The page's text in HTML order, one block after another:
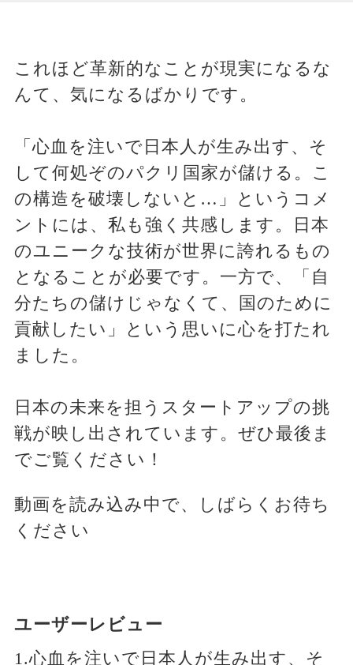
これほど革新的なことが現実になるな
んて、気になるばかりです。
「心血を注いで日本人が生み出す、そ
して何処ぞのパクリ国家が儲ける。こ
の構造を破壊しないと…」というコメ
ントには、私も強く共感します。日本
のユニークな技術が世界に誇れるもの
となることが必要です。一方で、「自
分たちの儲けじゃなくて、国のために
貢献したい」という思いに心を打たれ
ました。
日本の未来を担うスタートアップの挑
戦が映し出されています。ぜひ最後ま
でご覧ください！
動画を読み込み中で、しばらくお待ち
ください
ユーザーレビュー
1.心血を注いで日本人が生み出す、そ